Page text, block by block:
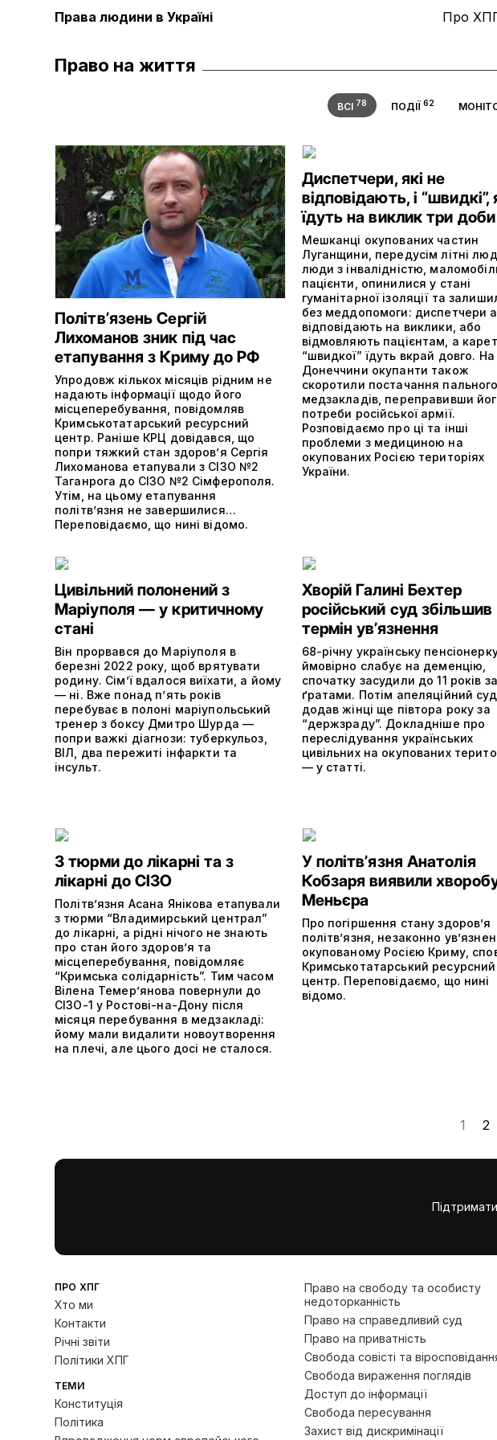
Права людини в Україні Про
Право на життя
ВСІ 78 ПОДІЇ 62
Політвʼязень Сергій
Лихоманов зник під час
етапування з Криму до РФ
Упродовж кількох місяців рідним не
надають інформації щодо його
місцеперебування, повідомляв
Кримськотатарський ресурсний
центр. Раніше КРЦ довідався, що
попри тяжкий стан здоров’я Сергія
Лихоманова етапували з СІЗО №2
Таганрога до СІЗО №2 Сімферополя.
Утім, на цьому етапування
політвʼязня не завершилися…
Переповідаємо, що нині відомо.
Диспетчери, які не
відповідають, і “швидкі”,
їдуть на виклик три доби
Мешканці окупованих частин
Луганщини, передусім літні
люди з інвалідністю,
пацієнти, опинилися у стані
гуманітарної ізоляції та
без меддопомоги: диспетчери
відповідають на виклики, або
відмовляють пацієнтам, а
“швидкої” їдуть вкрай довго.
Донеччини окупанти також
скоротили постачання
медзакладів, переправивши
потреби російської армії.
Розповідаємо про ці та інші
проблеми з медициною на
окупованих Росією територіях
України.
Цивільний полонений з
Маріуполя — у критичному
стані
Він прорвався до Маріуполя в
березні 2022 року, щоб врятувати
родину. Сім’ї вдалося виїхати, а йому
— ні. Вже понад п’ять років
перебуває в полоні маріупольський
тренер з боксу Дмитро Шурда —
попри важкі діагнози: туберкульоз,
ВІЛ, два пережиті інфаркти та
інсульт.
Хворій Галині Бехтер
російський суд збільшив
термін ув’язнення
68-річну українську
ймовірно слабує на деменцію,
спочатку засудили до 11 років за
ґратами. Потім апеляційний суд
додав жінці ще півтора року за
“держзраду”. Докладніше про
переслідування українських
цивільних на окупованих
— у статті.
З тюрми до лікарні та з
лікарні до СІЗО
Політв’язня Асана Янікова етапували
з тюрми “Владимирський централ”
до лікарні, а рідні нічого не знають
про стан його здоров’я та
місцеперебування, повідомляє
“Кримська солідарність”. Тим часом
Вілена Темер’янова повернули до
СІЗО-1 у Ростові-на-Дону після
місяця перебування в медзакладі:
йому мали видалити новоутворення
на плечі, але цього досі не сталося.
У політвʼязня Анатолія
Кобзаря виявили
Меньєра
Про погіршення стану здоров’я
політвʼязня, незаконно
окупованому Росією Криму,
Кримськотатарський ресурсний
центр. Переповідаємо, що нині
відомо.
1 2
ПРО ХПГ
Хто ми
Контакти
Річні звіти
Політики ХПГ
ТЕМИ
Конституція
Політика
Право на свободу та особисту
недоторканність
Право на справедливий суд
Право на приватність
Свобода совісті та
Свобода вираження поглядів
Доступ до інформації
Свобода пересування
Захист від дискримінації